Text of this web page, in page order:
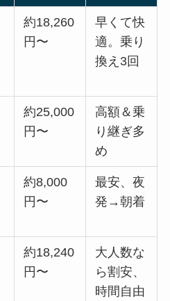
約18,260
円〜
早くて快
適。乗り
換え3回
約25,000
円〜
高額＆乗
り継ぎ多
め
約8,000
円〜
最安、夜
発→朝着
約18,240
円〜
大人数な
ら割安、
時間自由